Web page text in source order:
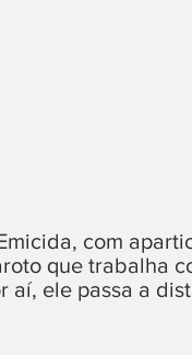
com
que trabalha
aí, ele passa a